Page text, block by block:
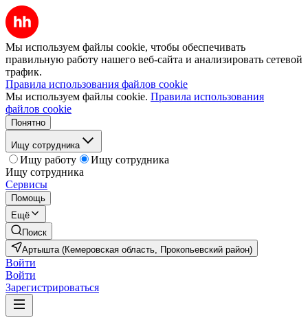
Мы используем файлы cookie, чтобы обеспечивать
правильную работу нашего веб-сайта и анализировать сетевой
трафик.
Правила использования файлов cookie
Мы используем файлы cookie. Правила использования
файлов cookie
Понятно
Ищу сотрудника
Ищу работу
Ищу сотрудника
Ищу сотрудника
Сервисы
Помощь
Ещё
Поиск
Артышта (Кемеровская область, Прокопьевский район)
Войти
Войти
Зарегистрироваться